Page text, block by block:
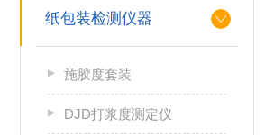
纸包装检测仪器
施胶度套装
DJD打浆度测定仪